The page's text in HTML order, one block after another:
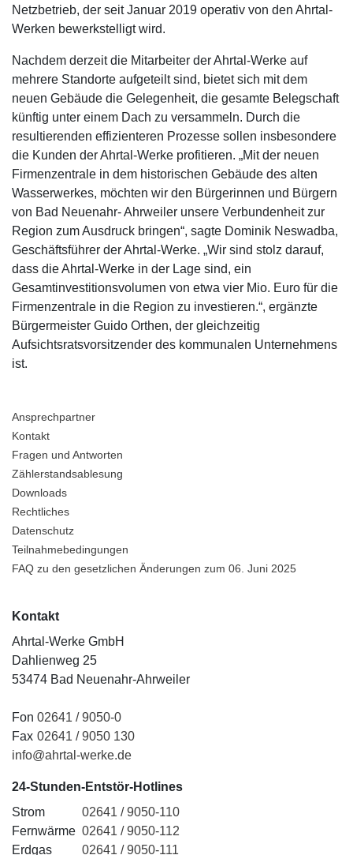
Netzbetrieb, der seit Januar 2019 operativ von den Ahrtal-
Werken bewerkstelligt wird.
Nachdem derzeit die Mitarbeiter der Ahrtal-Werke auf
mehrere Standorte aufgeteilt sind, bietet sich mit dem
neuen Gebäude die Gelegenheit, die gesamte Belegschaft
künftig unter einem Dach zu versammeln. Durch die
resultierenden effizienteren Prozesse sollen insbesondere
die Kunden der Ahrtal-Werke profitieren. „Mit der neuen
Firmenzentrale in dem historischen Gebäude des alten
Wasserwerkes, möchten wir den Bürgerinnen und Bürgern
von Bad Neuenahr- Ahrweiler unsere Verbundenheit zur
Region zum Ausdruck bringen“, sagte Dominik Neswadba,
Geschäftsführer der Ahrtal-Werke. „Wir sind stolz darauf,
dass die Ahrtal-Werke in der Lage sind, ein
Gesamtinvestitionsvolumen von etwa vier Mio. Euro für die
Firmenzentrale in die Region zu investieren.“, ergänzte
Bürgermeister Guido Orthen, der gleichzeitig
Aufsichtsratsvorsitzender des kommunalen Unternehmens
ist.
Ansprechpartner
Kontakt
Fragen und Antworten
Zählerstandsablesung
Downloads
Rechtliches
Datenschutz
Teilnahmebedingungen
FAQ zu den gesetzlichen Änderungen zum 06. Juni 2025
Kontakt
Ahrtal-Werke GmbH
Dahlienweg 25
53474 Bad Neuenahr-Ahrweiler
Fon 02641 / 9050-0
Fax 02641 / 9050 130
info@ahrtal-werke.de
24-Stunden-Entstör-Hotlines
Strom
02641 / 9050-110
Fernwärme 02641 / 9050-112
Erdgas
02641 / 9050-111